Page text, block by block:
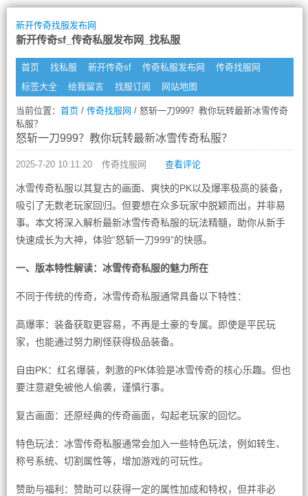
新开传奇找服发布网
新开传奇sf_传奇私服发布网_找私服
首页 找私服 新开传奇sf 传奇私服发布网
传奇找服网
标签大全
给我留言 找服订阅 网站地图
当前位置： 首页/ 传奇找服网 / 怒斩一刀999？教你玩转最新冰雪传奇
私服？
怒斩一刀999？教你玩转最新冰雪传奇私服？
2025-7-20 10:11:20 传奇找服网 查看评论
冰雪传奇私服以其复古的画面、爽快的PK以及爆率极高的装备，
吸引了无数老玩家回归。但要想在众多玩家中脱颖而出，并非易
事。本文将深入解析最新冰雪传奇私服的玩法精髓，助你从新手
快速成长为大神，体验“怒斩一刀999”的快感。
一、版本特性解读：冰雪传奇私服的魅力所在
不同于传统的传奇，冰雪传奇私服通常具备以下特性：
高爆率：装备获取更容易，不再是土豪的专属。即使是平民玩
家，也能通过努力刷怪获得极品装备。
自由PK：红名爆装，刺激的PK体验是冰雪传奇的核心乐趣。但也
要注意避免被他人偷袭，谨慎行事。
复古画面：还原经典的传奇画面，勾起老玩家的回忆。
特色玩法：冰雪传奇私服通常会加入一些特色玩法，例如转生、
称号系统、切割属性等，增加游戏的可玩性。
赞助与福利：赞助可以获得一定的属性加成和特权，但并非必